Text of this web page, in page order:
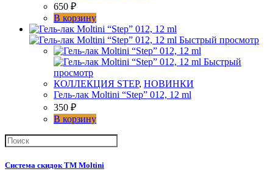
650 ₽
В корзину
Быстрый просмотр
Быстрый
просмотр
КОЛЛЕКЦИЯ STEP, НОВИНКИ
Гель-лак Moltini “Step” 012, 12 ml
350 ₽
В корзину
Система скидок ТМ Moltini